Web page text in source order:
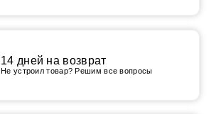
14 дней на возврат
Не устроил товар? Решим все вопросы